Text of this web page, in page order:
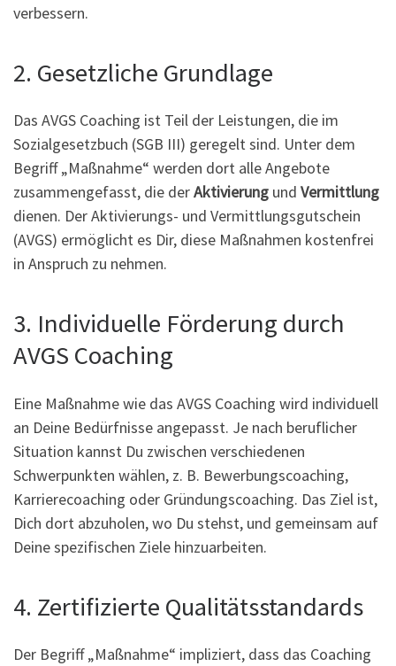
verbessern.
2. Gesetzliche Grundlage
Das AVGS Coaching ist Teil der Leistungen, die im
Sozialgesetzbuch (SGB III) geregelt sind. Unter dem
Begriff „Maßnahme“ werden dort alle Angebote
zusammengefasst, die derAktivierung und Vermittlung
dienen. Der Aktivierungs- und Vermittlungsgutschein
(AVGS) ermöglicht es Dir, diese Maßnahmen kostenfrei
in Anspruch zu nehmen.
3. Individuelle Förderung durch
AVGS Coaching
Eine Maßnahme wie das AVGS Coaching wird individuell
an Deine Bedürfnisse angepasst. Je nach beruflicher
Situation kannst Du zwischen verschiedenen
Schwerpunkten wählen, z. B. Bewerbungscoaching,
Karrierecoaching oder Gründungscoaching. Das Ziel ist,
Dich dort abzuholen, wo Du stehst, und gemeinsam auf
Deine spezifischen Ziele hinzuarbeiten.
4. Zertifizierte Qualitätsstandards
Der Begriff „Maßnahme“ impliziert, dass das Coaching